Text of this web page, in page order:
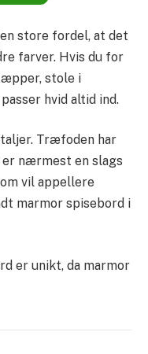
store fordel, at det
farver. Hvis du for
stole i
hvid altid ind.
Træfoden har
nærmest en slags
vil appellere
marmor spisebord i
er unikt, da marmor